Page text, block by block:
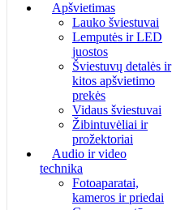
Apšvietimas
Lauko šviestuvai
Lemputės ir LED
juostos
Šviestuvų detalės ir
kitos apšvietimo
prekės
Vidaus šviestuvai
Žibintuvėliai ir
prožektoriai
Audio ir video
technika
Fotoaparatai,
kameros ir priedai